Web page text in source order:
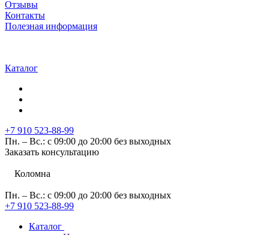
Отзывы
Контакты
Полезная информация
Каталог
+7 910 523-88-99
Пн. – Вс.: с 09:00 до 20:00 без выходных
Заказать консультацию
Коломна
Пн. – Вс.: с 09:00 до 20:00 без выходных
+7 910 523-88-99
Каталог